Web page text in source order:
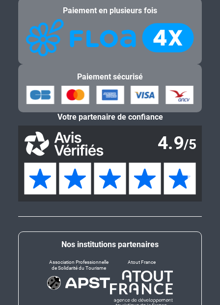
Nos institutions partenaires
Association Professionnelle
de Solidarité du Tourisme
Atout France
Paiement en plusieurs fois
Paiement sécurisé
Votre partenaire de confiance